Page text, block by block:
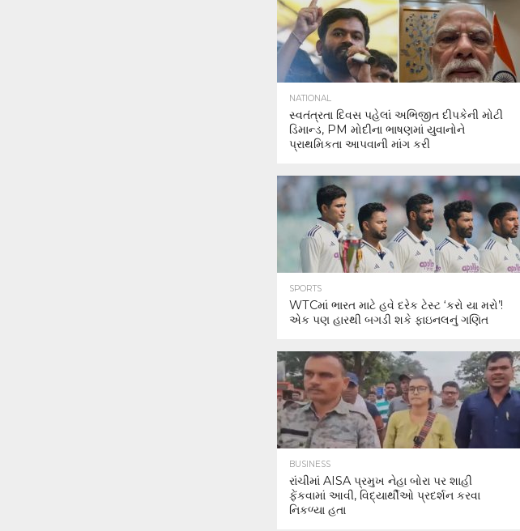
NATIONAL
સ્વતંત્રતા દિવસ પહેલાં અભિજીત દીપકેની મોટી
ડિમાન્ડ, PM મોદીના ભાષણમાં યુવાનોને
પ્રાથમિકતા આપવાની માંગ કરી
SPORTS
WTCમાં ભારત માટે હવે દરેક ટેસ્ટ ‘કરો યા મરો’!
એક પણ હારથી બગડી શકે ફાઇનલનું ગણિત
BUSINESS
રાંચીમાં AISA પ્રમુખ નેહા બોરા પર શાહી
ફેંકવામાં આવી, વિદ્યાર્થીઓ પ્રદર્શન કરવા
નિકળ્યા હતા